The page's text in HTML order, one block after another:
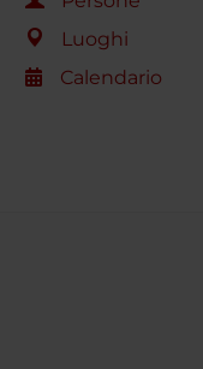
Luoghi
Calendario